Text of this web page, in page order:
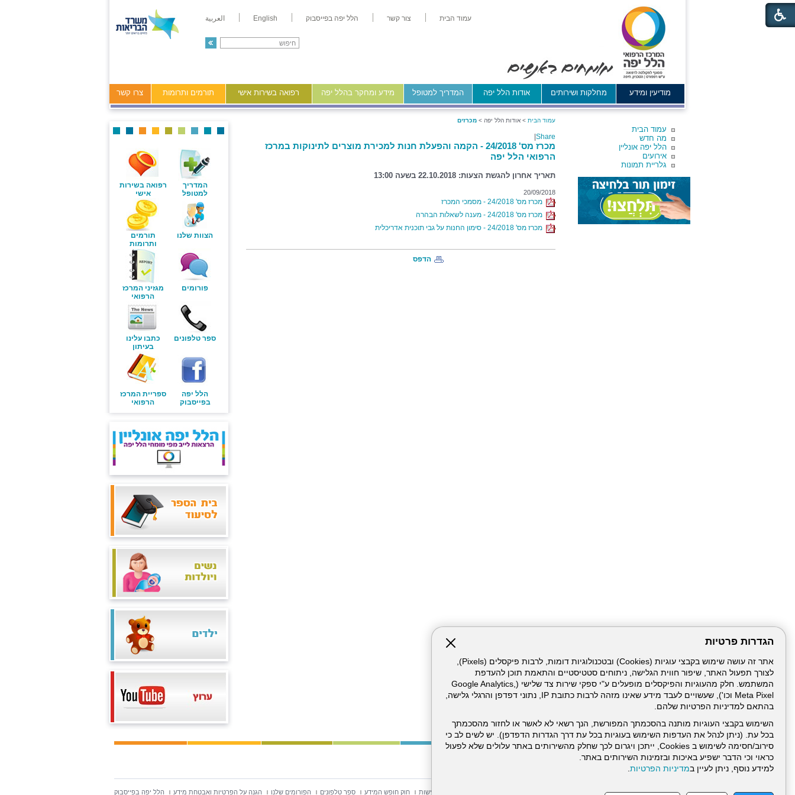
הגדרות פרטיות
אתר זה עושה שימוש בקבצי עוגיות (Cookies) ובטכנולוגיות דומות, לרבות פיקסלים (Pixels),
לצורך תפעול האתר, שיפור חווית הגלישה, ניתוחים סטטיסטיים והתאמת תוכן להעדפת
המשתמש. חלק מהעוגיות והפיקסלים מופעלים ע"י ספקי שירות צד שלישי (Google Analytics,
Meta Pixel וכו'), שעשויים לעבד מידע שאינו מזהה לרבות כתובת IP, נתוני דפדפן והרגלי גלישה,
בהתאם למדיניות הפרטיות שלהם.
השימוש בקבצי העוגיות מותנה בהסכמתך המפורשת, הנך רשאי לא לאשר או לחזור מהסכמתך
בכל עת. (ניתן לנהל את העדפות השימוש בעוגיות בכל עת דרך הגדרות הדפדפן). יש לשים לב כי
סירוב/חסימה לשימוש ב Cookies, ייתכן ויגרום לכך שחלק מהשירותים באתר עלולים שלא לפעול
כראוי וכי הדבר ישפיע באיכות ובזמינות השירותים באתר.
למידע נוסף, ניתן לעיין במדיניות הפרטיות.
עמוד הבית צור קשר הלל יפה בפייסבוק English العربية
מודיעין ומידע מחלקות ושירותים אודות הלל יפה המדריך למטופל מידע ומחקר בהלל יפה רפואה בשירות אישי תורמים ותרומות צרו קשר
עמוד הבית
מה חדש
הלל יפה אונליין
אירועים
גלריית תמונות
עמוד הבית > אודות הלל יפה > מכרזים
Share
מכרז מס' 24/2018 - הקמה והפעלת חנות למכירת מוצרים לתינוקות במרכז
הרפואי הלל יפה
תאריך אחרון להגשת הצעות: 22.10.2018 בשעה 13:00
20/09/2018
מכרז מס' 24/2018 - מסמכי המכרז
מכרז מס' 24/2018 - מענה לשאלות הבהרה
מכרז מס' 24/2018 - סימון החנות על גבי תוכנית אדריכלית
הדפס
המדריך
למטופל
רפואה בשירות
אישי
הצוות שלנו
תורמים
ותרומות
פורומים
מגזיני המרכז
הרפואי
ספר טלפונים
כתבו עלינו
בעיתון
הלל יפה
בפייסבוק
ספריית המרכז
הרפואי
דרונט
הצהרת נגישות חוק חופש המידע ספר טלפונים הפורומים שלנו הגנה על הפרטיות ואבטחת מידע הלל יפה בפייסבוק